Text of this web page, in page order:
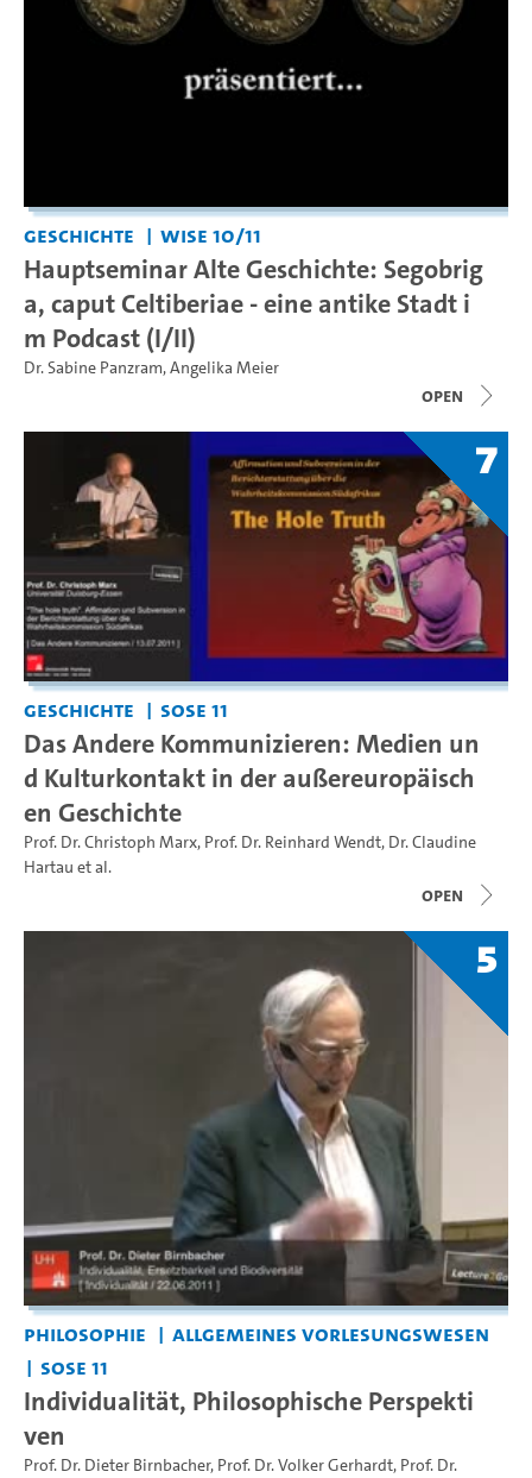
Geschichte WiSe 10/11
Hauptseminar Alte Geschichte: Segobrig
a, caput Celtiberiae - eine antike Stadt i
m Podcast (I/II)
Dr. Sabine Panzram,Angelika Meier
open
7
Geschichte SoSe 11
Das Andere Kommunizieren: Medien un
d Kulturkontakt in der außereuropäisch
en Geschichte
Prof. Dr. Christoph Marx, Prof. Dr. Reinhard Wendt, Dr. Claudine
Hartau et al.
open
5
Philosophie
Allgemeines Vorlesungswesen
SoSe 11
Individualität, Philosophische Perspekti
ven
Prof. Dr. Dieter Birnbacher, Prof. Dr. Volker Gerhardt, Prof. Dr.